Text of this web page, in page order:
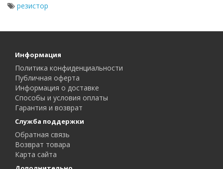
резистор
Информация
Политика конфиденциальности
Публичная оферта
Информация о доставке
Способы и условия оплаты
Гарантия и возврат
Служба поддержки
Обратная связь
Возврат товара
Карта сайта